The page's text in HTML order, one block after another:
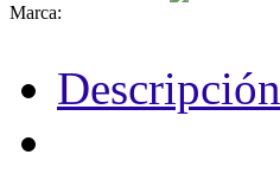
Marca:
Descripción